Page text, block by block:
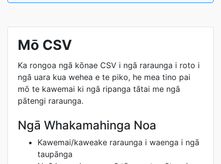
Mō CSV
Ka rongoa ngā kōnae CSV i ngā raraunga i roto i
ngā uara kua wehea e te piko, he mea tino pai
mō te kawemai ki ngā ripanga tātai me ngā
pātengi raraunga.
Ngā Whakamahinga Noa
Kawemai/kaweake raraunga i waenga i ngā
taupānga